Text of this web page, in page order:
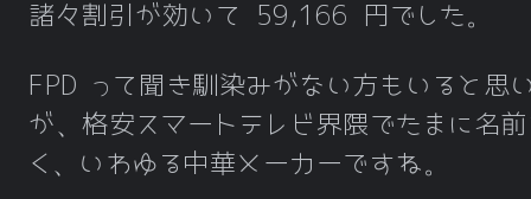
諸々割引が効いて 59,166 円でした。
FPD って聞き馴染みがない方もいると思
が、格安スマートテレビ界隈でたまに名
く、いわゆる中華メーカーですね。